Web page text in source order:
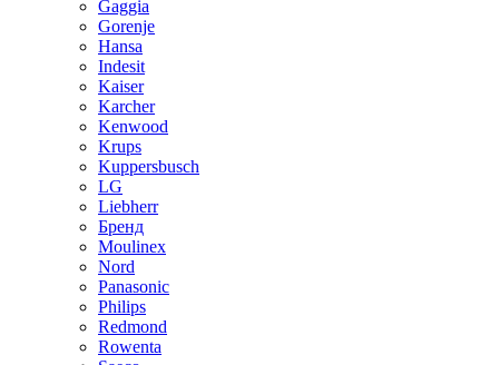
Gaggia
Gorenje
Hansa
Indesit
Kaiser
Karcher
Kenwood
Krups
Kuppersbusch
LG
Liebherr
Бренд
Moulinex
Nord
Panasonic
Philips
Redmond
Rowenta